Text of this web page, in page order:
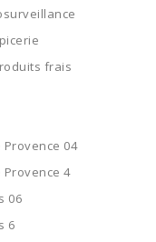
frais
04
4
06
6